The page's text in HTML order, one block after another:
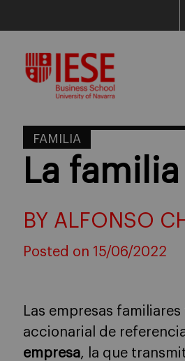
content
FAMILIA
La
BY ALFONSO
Posted on 15/06/2022
Las empresas
accionarial de
empresa, la que